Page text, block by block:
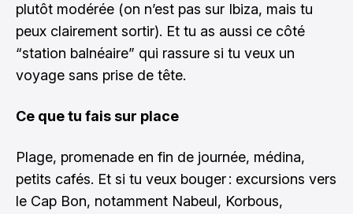
plutôt modérée (on n’est pas sur Ibiza, mais tu
peux clairement sortir). Et tu as aussi ce côté
“station balnéaire” qui rassure si tu veux un
voyage sans prise de tête.
Ce que tu fais sur place
Plage, promenade en fin de journée, médina,
petits cafés. Et si tu veux bouger : excursions vers
le Cap Bon, notamment Nabeul, Korbous,